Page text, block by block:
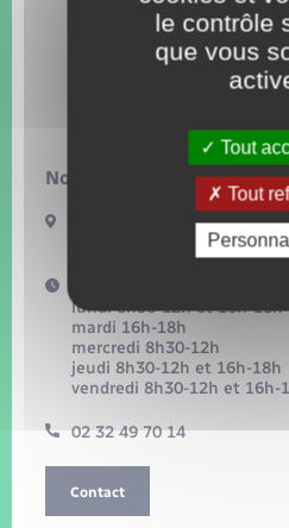
Voirie et espace public
Nous contacter :
27360 Pont-Saint-Pierre
lundi 8h30-12h et 16h-18h
mardi 16h-18h
mercredi 8h30-12h
jeudi 8h30-12h et 16h-18h
vendredi 8h30-12h et 16h-
02 32 49 70 14
Contact
le contrôle
que vous
Tout
Tout